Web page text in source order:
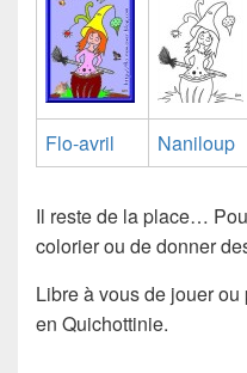
Flo-avril
Naniloup
Il reste de la place…
colorier ou de donner
Libre à vous de jouer ou
en Quichottinie.